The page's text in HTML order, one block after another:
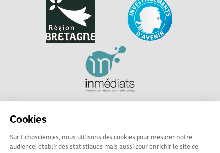
Cookies
Sur Echosciences, nous utilisons des cookies pour mesurer notre
audience, établir des statistiques mais aussi pour enrichir le site de
Explorer, s’exprimer, rentrer en contact : Echosciences
Bretagne est le réseau social des amateurs et passionnés de
sciences et de technologies en Bretagne.
Les contenus sont sous Licence Creative Commons Attribution - Pas d'Utilisation